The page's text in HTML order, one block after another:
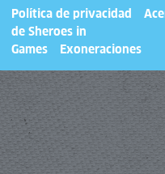
Política de privacidad
de Sheroes in
Games
Exoneraciones